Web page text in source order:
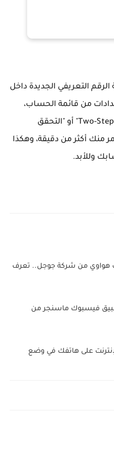
التعريفي الجديدة داخل
من قائمة الحساب،
تحت مسمى "Two-Step Verification" أو "التحقق
منك أكثر من دقيقة، وهكذا
وللأبد.
هواوي من شركة جوجل.. تعرف
فيسبوك ماسنجر من
على هاتفك في وضع